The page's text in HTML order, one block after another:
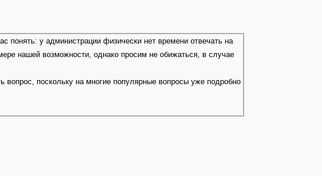
у администрации физически нет времени отвечать на
нашей возможности, однако просим не обижаться, в случае
вопрос, поскольку на многие популярные вопросы уже подробно